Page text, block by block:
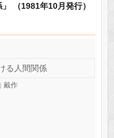
（1981年10月発行）
る人間関係
戴作